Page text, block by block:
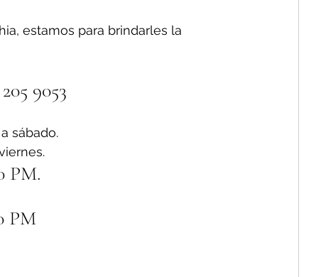
estamos para brindarles la
9053
sábado.
PM.
PM